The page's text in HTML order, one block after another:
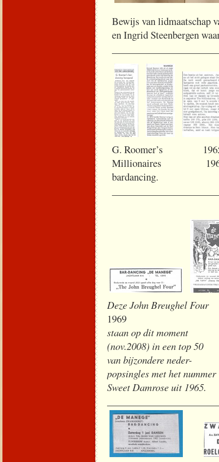
Bewijs van lidmaatschap
en Ingrid Steenbergen
G. Roomer’s
Deze John
1969 The
staan op dit moment
(nov.2008) in een top 50
van bijzondere neder-
popsingles met het nummer
Sweet Damrose uit 1965.